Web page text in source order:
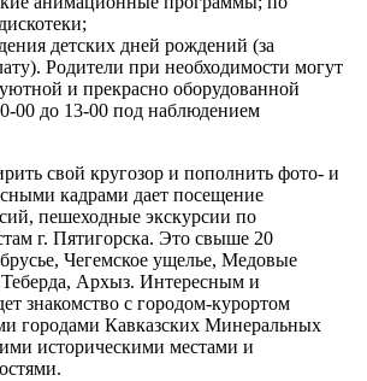
детских дней рождений (за
Родители при необходимости могут
и прекрасно оборудованной
00 до 13-00 под наблюдением
свой кругозор и пополнить фото- и
кадрами дает посещение
пешеходные экскурсии по
г. Пятигорска. Это свыше 20
Чегемское ущелье, Медовые
Архыз. Интересным и
знакомство с городом-курортом
городами Кавказских Минеральных
историческими местами и